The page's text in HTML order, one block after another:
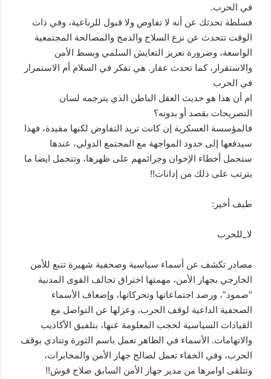
في الحرب.
فسلطة تحدثك عن أنه لا تفاوض ولا قبول للرباعية، وفي ذات
الوقت تتحدث عن نزع السلاح والدمج والمصالحة المجتمعية
الواسعة، وضرورة تعزيز التعايش السلمي وبسط الأمن
والاستقرار، كما تحدث عقار. هي تفكر في السلام أم الاستمرار
في الحرب
ام أن هذا هو حديث العقل الباطن الذي يترجمه لسان
التصريحات بقصد أو بدونه؟
فالمؤسسة العسكرية إن كانت تريد التفاوض لكنها مقيدة، فهذا
سيدفعها إلى حدود المواجهة مع المجتمع الدولي، عندها
ستحمل أخطاء الإخوان وجرائمهم على ظهرها، وتتحمل ايضا ما
يترتب على ذلك من إدانات!!
طيف أخير:
لا_للحرب
مصادر تكشف عن أسماء سياسية وصحفية شهيرة تتبع للأمن
الخارجي بجهاز الأمن، مهمتها اختراق تحالف القوى المدنية
“صمود”، ورصد اجتماعاتها وتحركاتها، وإضعاف الأسماء
الصحفية الداعية لوقف الحرب، وعزلها عن التواصل مع
القيادات السياسية لحجب المعلومة عنها، بتلفيق الأكاذيب
والاتهامات. الأسماء في الظاهر تعمل باسم الثورة وتنادي بوقف
الحرب، وفي الخفاء تعمل لصالح جهاز الأمن والمخابرات،
وتتلقى اوامرها من مدير جهاز الأمن السابق صلاح قوش!!